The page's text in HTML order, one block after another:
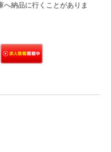
納品に行くことがありま